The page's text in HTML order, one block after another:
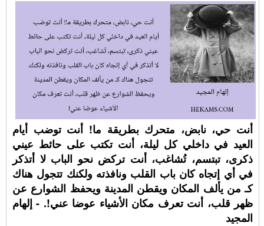
أنت حي، نابض، متحرك بطريقة ما! أنت توضب أيام
العيد في داخلي كل ليلة، أنت تكتب على حائط عيني
ذكرى، تبتسم، تُشاغب، أنت تركض نحو الباب لا أتذكر
في أي إتجاه كان باب القلب ونافذته ولكنك تتجول هناك
كـ من يألف المكان ويقطن المدينة ويحفظ الشوارع عن
ظهر قلب، أنت تعرف مكان الأشياء عوضا عني!. - إلهام
المجيد